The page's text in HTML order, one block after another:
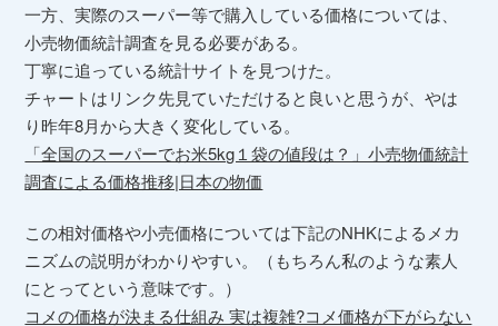
一方、実際のスーパー等で購入している価格については、
小売物価統計調査を見る必要がある。
丁寧に追っている統計サイトを見つけた。
チャートはリンク先見ていただけると良いと思うが、やは
り昨年8月から大きく変化している。
「全国のスーパーでお米5kg１袋の値段は？」小売物価統計
調査による価格推移|日本の物価
この相対価格や小売価格については下記のNHKによるメカ
ニズムの説明がわかりやすい。（もちろん私のような素人
にとってという意味です。）
コメの価格が決まる仕組み 実は複雑?コメ価格が下がらない